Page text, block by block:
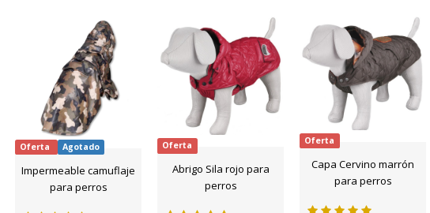
Oferta Agotado
Impermeable camuflaje
para perros
Oferta
Abrigo Sila rojo para
perros
Oferta
Capa Cervino marrón
para perros